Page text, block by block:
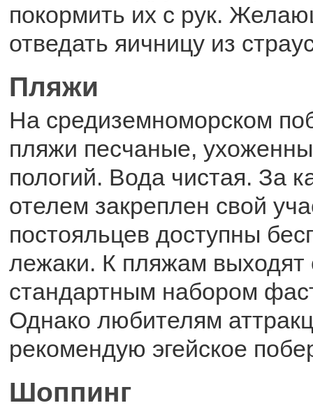
покормить их с рук.
отведать яичницу из
Пляжи
На средиземноморском
пляжи песчаные,
пологий. Вода чистая. За
отелем закреплен свой
постояльцев доступны
лежаки. К пляжам
стандартным набором
Однако любителям
рекомендую эгейское
Шоппинг